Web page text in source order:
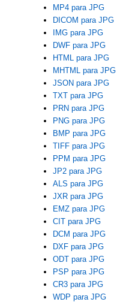
MP4 para JPG
DICOM para JPG
IMG para JPG
DWF para JPG
HTML para JPG
MHTML para JPG
JSON para JPG
TXT para JPG
PRN para JPG
PNG para JPG
BMP para JPG
TIFF para JPG
PPM para JPG
JP2 para JPG
ALS para JPG
JXR para JPG
EMZ para JPG
CIT para JPG
DCM para JPG
DXF para JPG
ODT para JPG
PSP para JPG
CR3 para JPG
WDP para JPG